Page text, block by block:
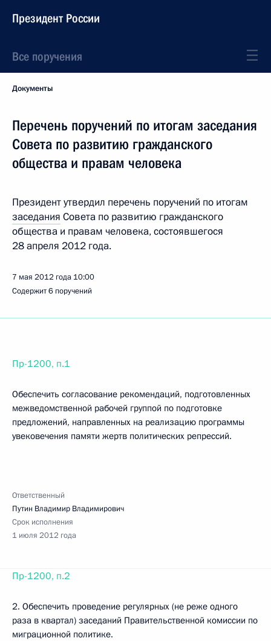
Президент России
Все поручения
Документы
Перечень поручений по итогам заседания
Совета по развитию гражданского
общества и правам человека
Президент утвердил перечень поручений по итогам
заседания Совета по развитию гражданского
общества и правам человека, состоявшегося
28 апреля 2012 года.
7 мая 2012 года 10:00
Содержит 6 поручений
Пр-1200, п.1
Обеспечить согласование рекомендаций, подготовленных
межведомственной рабочей группой по подготовке
предложений, направленных на реализацию программы
увековечения памяти жертв политических репрессий.
Ответственный
Путин Владимир Владимирович
Срок исполнения
1 июля 2012 года
Пр-1200, п.2
2. Обеспечить проведение регулярных (не реже одного
раза в квартал) заседаний Правительственной комиссии по
миграционной политике.